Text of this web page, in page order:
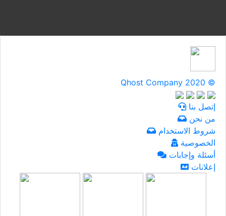
Qhost Company 2020 ©
إتصل بنا
من نحن
شروط الاستخدام
الخصوصية
أسئلة وإجابات
إعلانات